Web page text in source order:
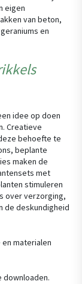
eigen
van beton,
en
idee op doen
Creatieve
behoefte te
beplante
maken de
met
stimuleren
over verzorging,
de deskundigheid
materialen
downloaden.